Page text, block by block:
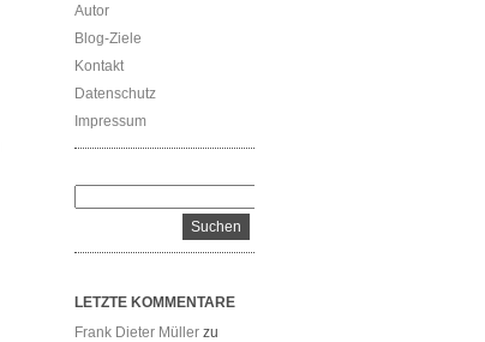
Autor
Blog-Ziele
Kontakt
Datenschutz
Impressum
LETZTE KOMMENTARE
Frank Dieter Müller zu